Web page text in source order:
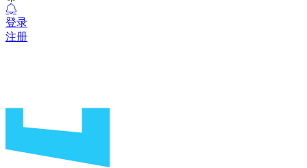
登录
注册